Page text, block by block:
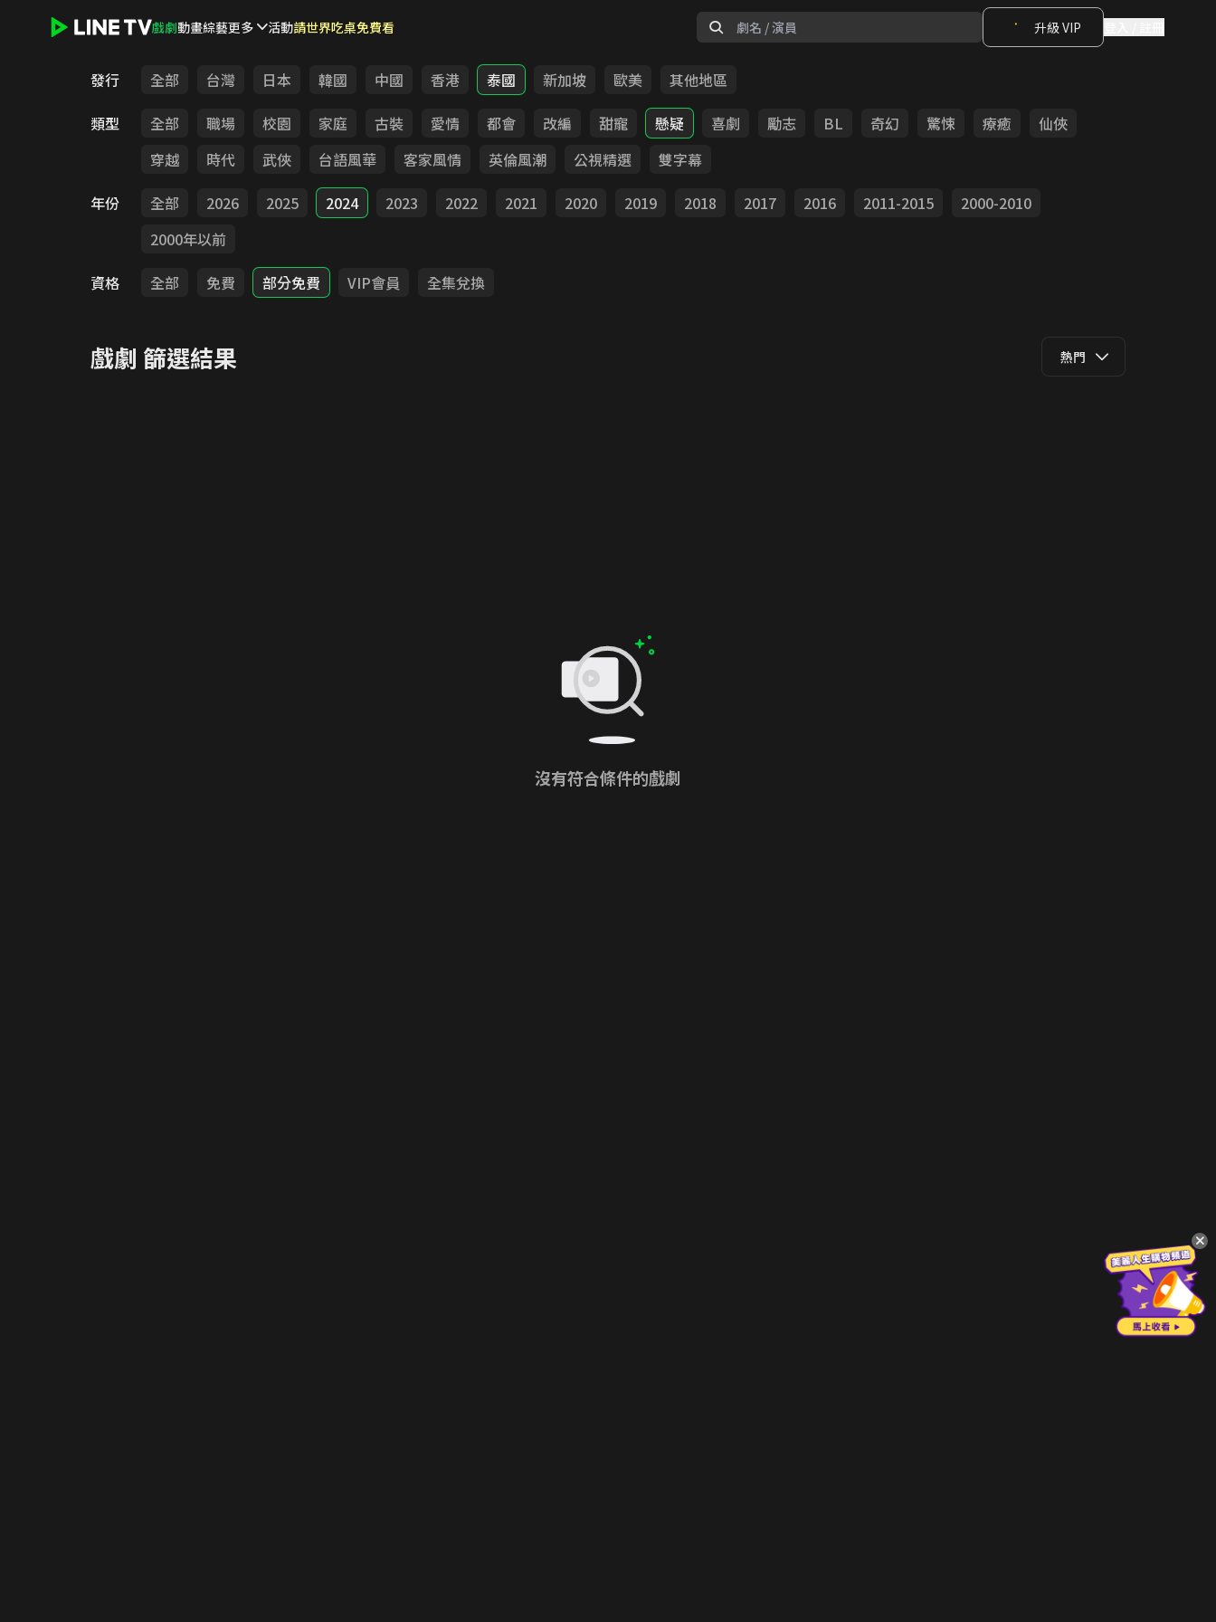
戲劇動畫綜藝更多 活動請世界吃桌免費看 升級 VIP
發行 全部 台灣 日本 韓國 中國 香港 泰國 新加坡 歐美
其他地區
類型
全部 職場 校園 家庭 古裝 愛情 都會 改編 甜寵 懸疑 喜劇 勵志 BL 奇幻 驚悚 療癒
仙俠
穿越
時代 武俠 台語風華 客家風情 英倫風潮 公視精選
雙字幕
年份
全部 2026 2025 2024 2023 2022 2021 2020 2019 2018 2017 2016 2011-2015
2000-2010
2000年以前
資格
全部 免費 部分免費 VIP會員 全集兌換
戲劇 篩選結果 熱門
沒有符合條件的戲劇